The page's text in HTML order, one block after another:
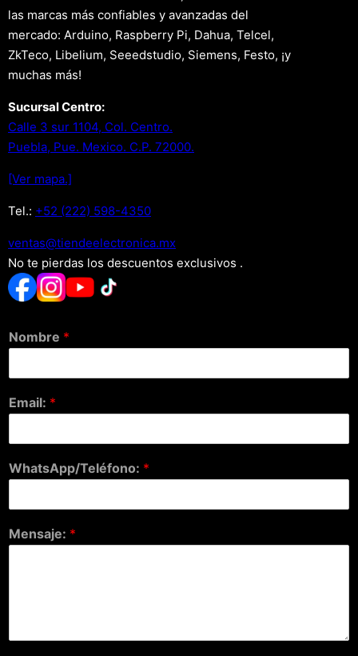
las marcas más confiables y avanzadas del
mercado: Arduino, Raspberry Pi, Dahua, Telcel,
ZkTeco, Libelium, Seeedstudio, Siemens, Festo, ¡y
muchas más!
Sucursal Centro:
Calle 3 sur 1104, Col. Centro.
Puebla, Pue. Mexico. C.P. 72000.
[Ver mapa.]
Tel.: +52 (222) 598-4350
xm.acinortceleedneit@satnev
No te pierdas los descuentos exclusivos .
Nombre *
Email: *
WhatsApp/Teléfono: *
Mensaje: *